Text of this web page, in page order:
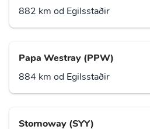
882 km od Egilsstaðir
Papa Westray (PPW)
884 km od Egilsstaðir
Stornoway (SYY)